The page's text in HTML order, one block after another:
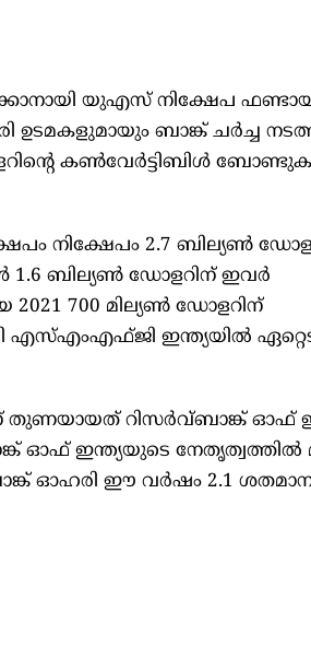
യുഎസ് നിക്ഷേപ
ഉടമകളുമായും ബാങ്ക് ചര്‍ച്ച
കണ്‍വേര്‍ട്ടിബിള്‍
നിക്ഷേപം 2.7 ബില്യണ്‍
1.6 ബില്യണ്‍ ഡോളറിന് ഇവര്‍
2021 700 മില്യണ്‍ ഡോളറിന്
എസ്എംഎഫ്ജി ഇന്ത്യയില്‍
തുണയായത് റിസര്‍വ്ബാങ്ക് ഓഫ്
ഓഫ് ഇന്ത്യയുടെ
ഓഹരി ഈ വര്‍ഷം 2.1